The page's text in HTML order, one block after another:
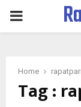
PRIMARY
Home
Tag :